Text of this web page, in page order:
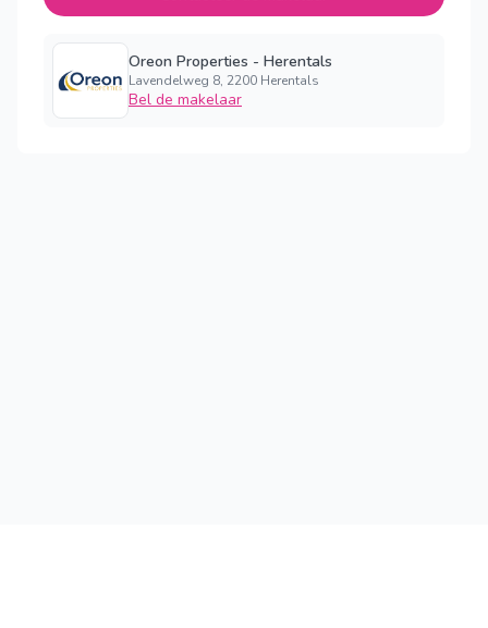
Oreon Properties - Herentals
Lavendelweg 8, 2200 Herentals
Bel de makelaar